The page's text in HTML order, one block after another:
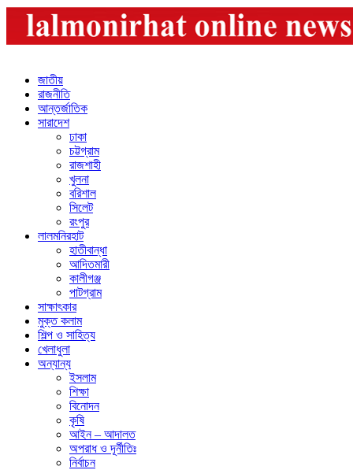
জাতীয়
রাজনীতি
আন্তর্জাতিক
সারাদেশ
ঢাকা
চট্টগ্রাম
রাজশাহী
খুলনা
বরিশাল
সিলেট
রংপুর
লালমনিরহাট
হাতীবান্ধা
আদিতমারী
কালীগঞ্জ
পাটগ্রাম
সাক্ষাৎকার
মুক্ত কলাম
শিল্প ও সাহিত্য
খেলাধুলা
অন্যান্য
ইসলাম
শিক্ষা
বিনোদন
কৃষি
আইন – আদালত
অপরাধ ও দূর্নীতিঃ
নির্বাচন